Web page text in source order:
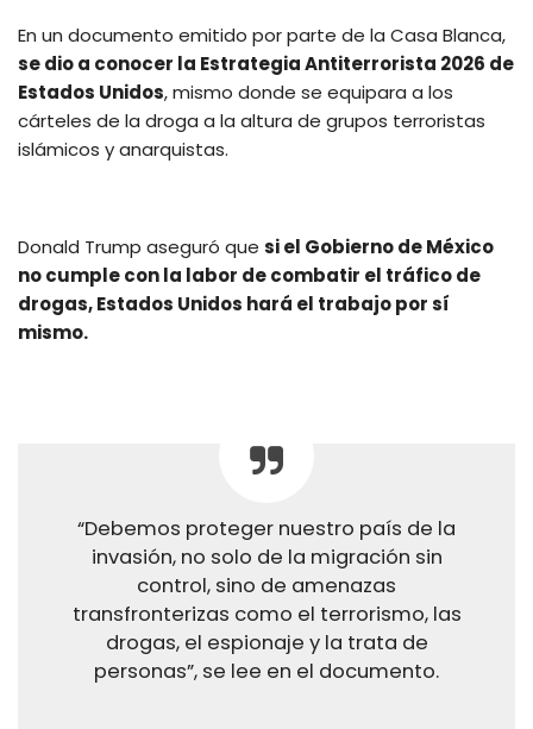
En un documento emitido por parte de la Casa Blanca,
se dio a conocer la Estrategia Antiterrorista 2026 de
Estados Unidos, mismo donde se equipara a los
cárteles de la droga a la altura de grupos terroristas
islámicos y anarquistas.
Donald Trump aseguró que si el Gobierno de México
no cumple con la labor de combatir el tráfico de
drogas, Estados Unidos hará el trabajo por sí
mismo.
“Debemos proteger nuestro país de la
invasión, no solo de la migración sin
control, sino de amenazas
transfronterizas como el terrorismo, las
drogas, el espionaje y la trata de
personas”, se lee en el documento.